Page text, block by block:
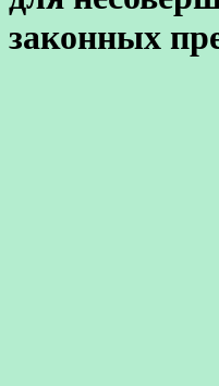
законных